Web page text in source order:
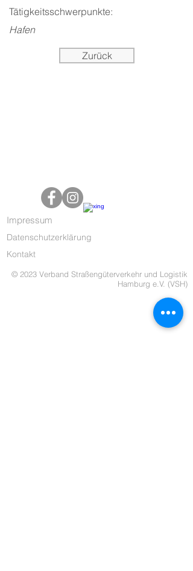
Tätigkeitsschwerpunkte:
Hafen
Zurück
Impressum
Datenschutzerklärung
Kontakt
© 2023 Verband Straßengüterverkehr und Logistik
Hamburg e.V. (VSH)